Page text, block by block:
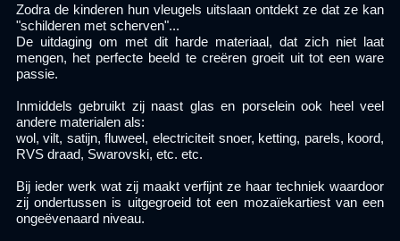
Zodra de kinderen hun vleugels uitslaan ontdekt ze dat ze kan
"schilderen met scherven"...
De uitdaging om met dit harde materiaal, dat zich niet laat
mengen, het perfecte beeld te creëren groeit uit tot een ware
passie.
Inmiddels gebruikt zij naast glas en porselein ook heel veel
andere materialen als:
wol, vilt, satijn, fluweel, electriciteit snoer, ketting, parels, koord,
RVS draad, Swarovski, etc. etc.
Bij ieder werk wat zij maakt verfijnt ze haar techniek waardoor
zij ondertussen is uitgegroeid tot een mozaïekartiest van een
ongeëvenaard niveau.